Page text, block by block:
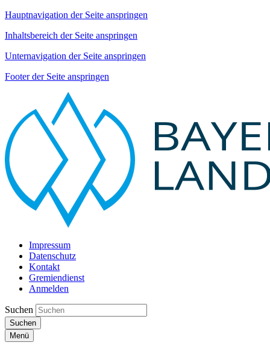
Hauptnavigation der Seite anspringen
Inhaltsbereich der Seite anspringen
Unternavigation der Seite anspringen
Footer der Seite anspringen
Impressum
Datenschutz
Kontakt
Gremiendienst
Anmelden
Suchen
Suchen
Menü